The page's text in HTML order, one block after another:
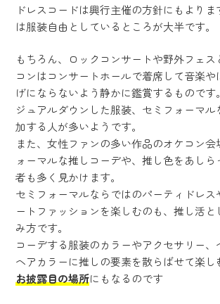
ドレスコードは興行主催の方針にもよりま
は服装自由としているところが大半です。
もちろん、ロックコンサートや野外フェス
コンはコンサートホールで着席して音楽や
げにならないよう静かに鑑賞するものです
ジュアルダウンした服装、セミフォーマ
加する人が多いようです。
また、女性ファンの多い作品のオケコン会
ォーマルな推しコーデや、推し色をあし
者も多く見かけます。
セミフォーマルならではのパーティドレス
ートファッションを楽しむのも、推し活と
み方です。
コーデする服装のカラーやアクセサリー、
ヘアカラーに推しの要素を散らばせて楽し
お披露目の場所にもなるのです